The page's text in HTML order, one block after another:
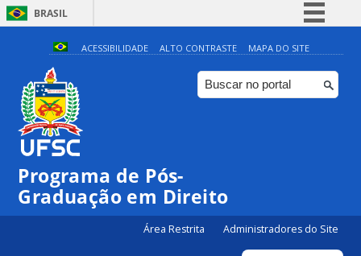
BRASIL
Simplifique!
Comunica BR
Participe
ACESSIBILIDADE ALTO CONTRASTE MAPA DO SITE
Programa de Pós-
Graduação em Direito
Área Restrita Administradores do Site